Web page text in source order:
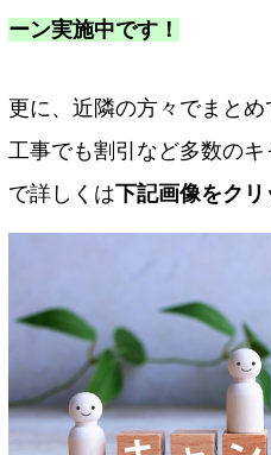
ーン実施中です！
更に、近隣の方々でまと
工事でも割引など多数の
で詳しくは下記画像をクリ